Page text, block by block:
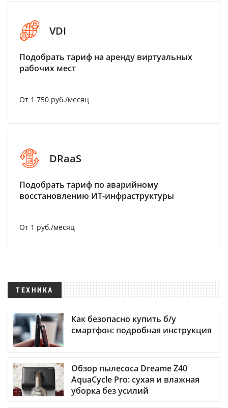
VDI
Подобрать тариф на аренду виртуальных
рабочих мест
От 1 750 руб./месяц
DRaaS
Подобрать тариф по аварийному
восстановлению ИТ-инфраструктуры
От 1 руб./месяц
ТЕХНИКА
Как безопасно купить б/у
смартфон: подробная инструкция
Обзор пылесоса Dreame Z40
AquaCycle Pro: сухая и влажная
уборка без усилий